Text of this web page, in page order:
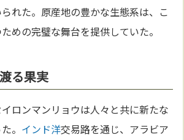
れた。原産地の豊かな生態系は、こ
めの完璧な舞台を提供していた。
る果実
ロンマンリョウは人々と共に新たな
。 インド洋交易路を通じ、アラビア